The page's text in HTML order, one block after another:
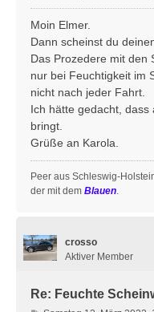
e
i
a
g
Moin Elmer.
Dann scheinst du
Das Prozedere mit den
nur bei Feuchtigkeit im
nicht nach jeder Fahrt.
Ich hätte gedacht, dass
bringt.
Grüße an Karola.
Peer aus Schleswig-
der mit dem Blauen.
crosso
Aktiver Member
Re: Feuchte